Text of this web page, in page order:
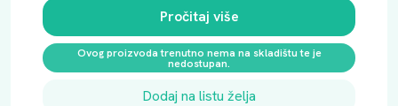
Pročitaj više
Ovog proizvoda trenutno nema na skladištu te je
nedostupan.
Dodaj na listu želja